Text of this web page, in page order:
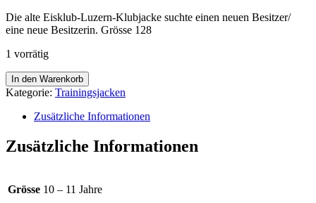
Die alte Eisklub-Luzern-Klubjacke suchte einen neuen Besitzer/
eine neue Besitzerin. Grösse 128
1 vorrätig
Klubjacke
gebraucht
Menge
In den Warenkorb
Kategorie: Trainingsjacken
Zusätzliche Informationen
Zusätzliche Informationen
Grösse 10 – 11 Jahre